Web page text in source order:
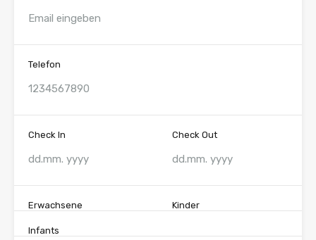
Telefon
Check In Check Out
Erwachsene Kinder
Infants